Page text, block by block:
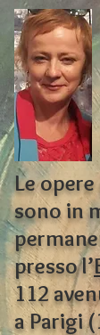
La
Le
sono in
presso l’
112
a Parigi